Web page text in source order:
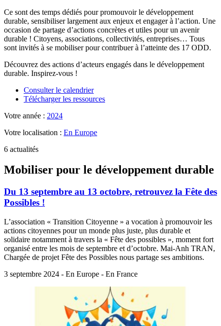
Ce sont des temps dédiés pour promouvoir le développement
durable, sensibiliser largement aux enjeux et engager à l’action. Une
occasion de partage d’actions concrètes et utiles pour un avenir
durable ! Citoyens, associations, collectivités, entreprises… Tous
sont invités à se mobiliser pour contribuer à l’atteinte des 17 ODD.
Découvrez des actions d’acteurs engagés dans le développement
durable. Inspirez-vous !
Consulter le calendrier
Télécharger les ressources
Votre année : 2024
Votre localisation : En Europe
6 actualités
Mobiliser pour le développement durable
Du 13 septembre au 13 octobre, retrouvez la Fête des
Possibles !
L’association « Transition Citoyenne » a vocation à promouvoir les
actions citoyennes pour un monde plus juste, plus durable et
solidaire notamment à travers la « Fête des possibles », moment fort
organisé entre les mois de septembre et d’octobre. Mai-Anh TRAN,
Chargée de projet Fête des Possibles nous partage ses ambitions.
3 septembre 2024 - En Europe - En France